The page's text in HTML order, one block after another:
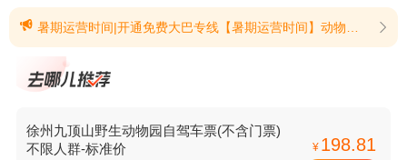
 暑期运营时间|开通免费大巴专线【暑期运营时间】动物光影水世界,奇幻畅玩白加黑!盛夏如约而至,为给广大游客带来更充裕、舒适的游园体验,我园在2026年7月1白至2026年8月31日期间运营时间具体调整如下:【全天运营时间】:09:00-21:30停止检票时间:步行区20:30;车行区19:00【水乐园运营时间】:12:00-21:00停止入园时间:20:30清凉避暑九顶山,一票畅玩两大园!动物园,萌兽马戏日夜畅玩;水乐园,遮阴山泉嗨翻一夏!今夏夜游体验全新升级,副合自然、文化与科技的室外大型实景沉浸式演出《水舞时光》首此亮相!您可以关注徐州九顶山野生动物园官方微信公众号了解新动态。如有疑问,可致电咨询或私信官方则米号。暑假期间请大家合理规划出游时间,安全出行文明游玩。(提示有效期2026/6/22至2026/8/31)【开通免费大巴专线】尊敬的游客朋友们:为方便广大市民和游客前往徐州九顶山野生动物园游玩,自2026年8月1日起特别开通徐州市区至动物园的免费大巴专线,让大家轻松开启一场说走就走的动物王国之旅!发车安排:上午9:30从徐州火车站准时发车下午18:30从九顶山野生动物园准时返程停靠站点:徐州火车站→彭城饭店→户部山站→市四院→奎园小区(淮塔)→ 九顶山野生动物园(线路单程65公里,单程约1小时20分钟)全程免费!乘客无需支付任何费用2026年8月1日起至2027年7月31日,每逢周末和节假日每日一趟,定期运行,根据运营需求和不可抗力因素会适当调整。您可以关注徐州九顶山野生动物园官方微信公众号了解新动态,如有疑问,感谢您的支持!(提示有效期2026/7/30至2027/7/31) 
徐州九顶山野生动物园自驾车票(不含门票)
不限人群-标准价
¥ 198.81